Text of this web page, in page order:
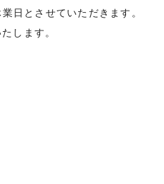
日とさせていただきます。
します。